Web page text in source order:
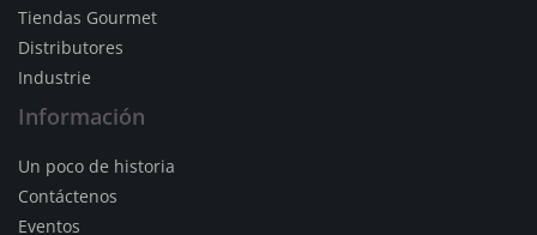
Tiendas Gourmet
Distributores
Industrie
Información
Un poco de historia
Contáctenos
Eventos